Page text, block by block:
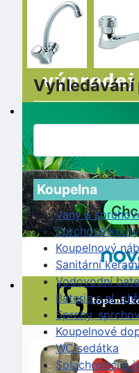
Koupelna
Vany a
Sprchové
Koupelnový
Sanitární
Vodovodní
Baterie s el.
Sprchy,
Koupelnové
WC sedátka
Splachovací a